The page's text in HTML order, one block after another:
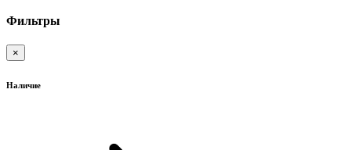
Фильтры
×
Наличие